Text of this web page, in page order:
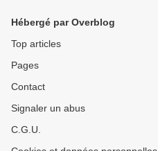
Hébergé par Overblog
Top articles
Pages
Contact
Signaler un abus
C.G.U.